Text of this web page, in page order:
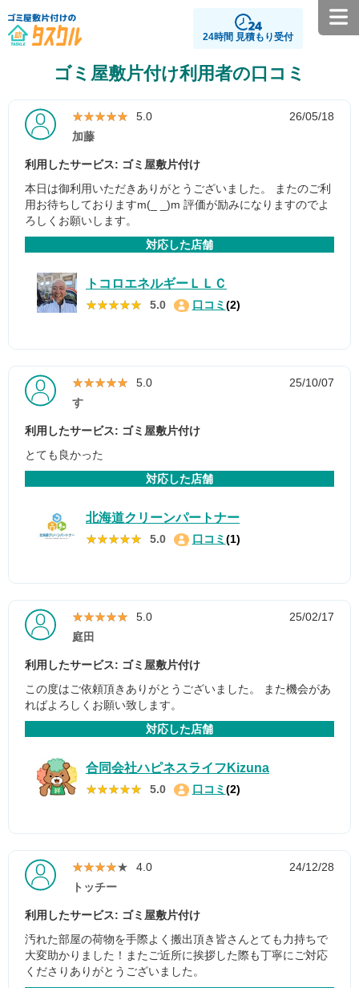
24時間 見積もり受付
ゴミ屋敷片付け利用者の口コミ
★★★★★
★★★★★ 5.0
26/05/18
加藤
利用したサービス: ゴミ屋敷片付け
本日は御利用いただきありがとうございました。 またのご利
用お待ちしておりますm(_ _)m 評価が励みになりますのでよ
ろしくお願いします。
対応した店舗
トコロエネルギーＬＬＣ
★★★★★
★★★★★ 5.0 口コミ (2)
★★★★★
★★★★★ 5.0
25/10/07
す
利用したサービス: ゴミ屋敷片付け
とても良かった
対応した店舗
北海道クリーンパートナー
★★★★★
★★★★★ 5.0 口コミ (1)
★★★★★
★★★★★ 5.0
25/02/17
庭田
利用したサービス: ゴミ屋敷片付け
この度はご依頼頂きありがとうございました。 また機会があ
ればよろしくお願い致します。
対応した店舗
合同会社ハピネスライフKizuna
★★★★★
★★★★★ 5.0 口コミ (2)
★★★★★
★★★★★ 4.0
24/12/28
トッチー
利用したサービス: ゴミ屋敷片付け
汚れた部屋の荷物を手際よく搬出頂き皆さんとても力持ちで
大変助かりました！またご近所に挨拶した際も丁寧にご対応
くださりありがとうございました。